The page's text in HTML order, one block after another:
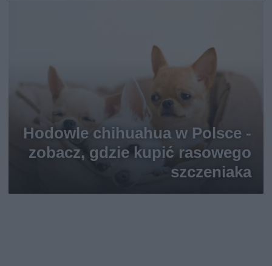
Hodowle chihuahua w Polsce -
zobacz, gdzie kupić rasowego
szczeniaka